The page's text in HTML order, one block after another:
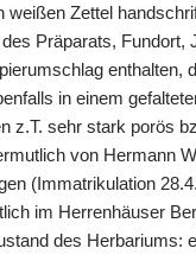
weißen Zettel
Präparats, Fundort,
enthalten,
in einem
z.T. sehr stark porös
von Hermann
(Immatrikulation
im Herrenhäuser
des Herbariums: